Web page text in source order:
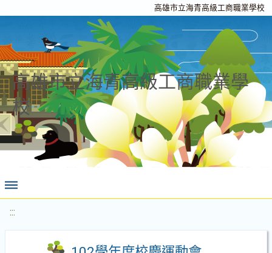
高雄市立海青高級工商職業學校
高雄市立海青高級工商職業學
校
:::